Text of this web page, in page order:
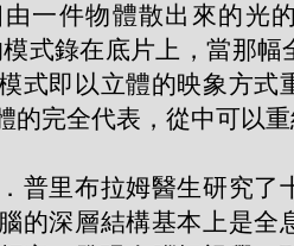
一件物體散出來的光
模式錄在底片上，當那
式即以立體的映象方式
的完全代表，從中可以
普里布拉姆醫生研究了
的深層結構基本上是全